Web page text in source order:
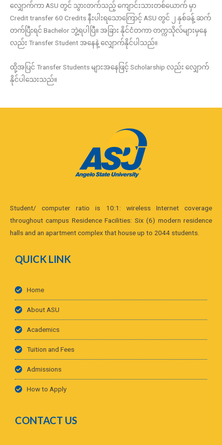
လျှောက်ကာ ASU တွင် သွားတက်သည့် ကျောင်းသားတစ်ယောက် မှာ
Credit transfer 60 Credits နီးပါးရသောကြောင့် ASU တွင် ၂ နှစ်ခန့် ဆက်
တက်ပြီးရင် Bachelor ဘွဲ့ရပါပြီ။ အခြား နိုင်ငံတကာ တက္ကသိုလ်များမှနေ
လည်း Transfer Student အနေနဲ့ လျှောက်နိုင်ပါသည်။
ထို့အပြင် Transfer Students များအနေဖြင့် Scholarship လည်း လျှောက်
နိုင်ပါသေးသည်။
Student/ computer ratio is 10:1: wireless Internet coverage
throughout campus Residence Facilities: Six (6) modern residence
halls and an apartment complex that house up to 2044 students.
QUICK LINK
Home
About ASU
Academics
Tuition and Fees
Admissions
How to Apply
CONTACT US